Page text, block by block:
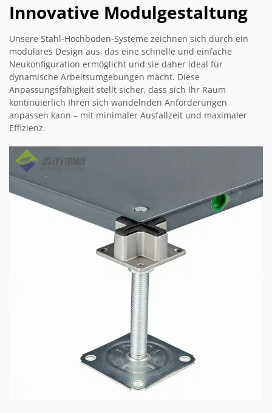
Innovative Modulgestaltung
Unsere Stahl-Hochboden-Systeme zeichnen sich durch ein
modulares Design aus, das eine schnelle und einfache
Neukonfiguration ermöglicht und sie daher ideal für
dynamische Arbeitsumgebungen macht. Diese
Anpassungsfähigkeit stellt sicher, dass sich Ihr Raum
kontinuierlich Ihren sich wandelnden Anforderungen
anpassen kann – mit minimaler Ausfallzeit und maximaler
Effizienz.